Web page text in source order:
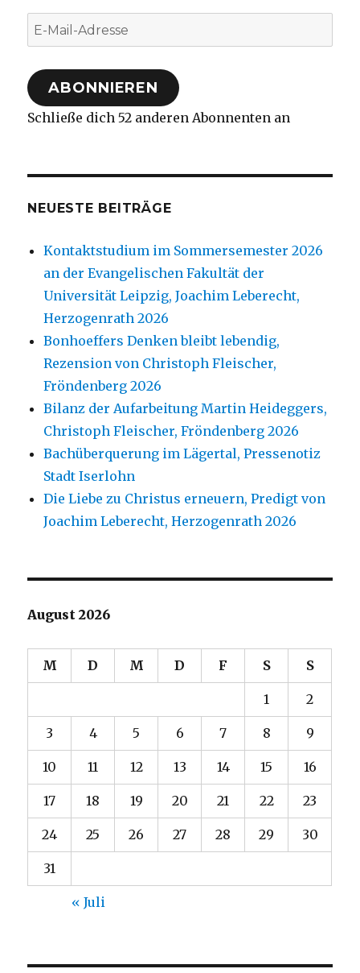
E-
Mail-
Adresse
ABONNIEREN
Schließe dich 52 anderen Abonnenten an
NEUESTE BEITRÄGE
Kontaktstudium im Sommersemester 2026
an der Evangelischen Fakultät der
Universität Leipzig, Joachim Leberecht,
Herzogenrath 2026
Bonhoeffers Denken bleibt lebendig,
Rezension von Christoph Fleischer,
Fröndenberg 2026
Bilanz der Aufarbeitung Martin Heideggers,
Christoph Fleischer, Fröndenberg 2026
Bachüberquerung im Lägertal, Pressenotiz
Stadt Iserlohn
Die Liebe zu Christus erneuern, Predigt von
Joachim Leberecht, Herzogenrath 2026
August 2026
M D M D F S S
1 2
3 4 5 6 7 8 9
10 11 12 13 14 15 16
17 18 19 20 21 22 23
24 25 26 27 28 29 30
31
« Juli